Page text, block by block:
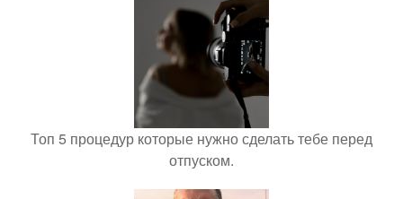
Топ 5 процедур которые нужно сделать тебе перед
отпуском.